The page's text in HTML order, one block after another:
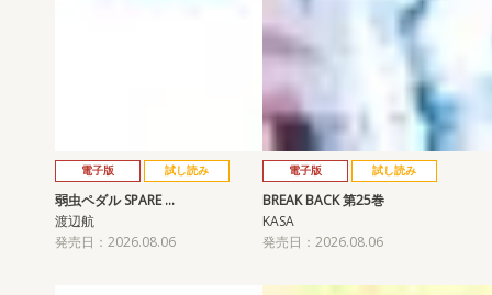
電子版 試し読み
弱虫ペダル SPARE …
渡辺航
発売日：2026.08.06
電子版 試し読み
BREAK BACK 第25巻
KASA
発売日：2026.08.06